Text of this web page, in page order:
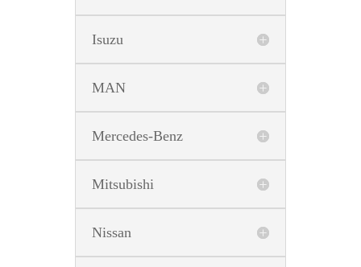
Isuzu
MAN
Mercedes-Benz
Mitsubishi
Nissan